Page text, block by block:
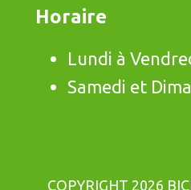
Horaire
Lundi à
Samedi et
COPYRIGHT 2026